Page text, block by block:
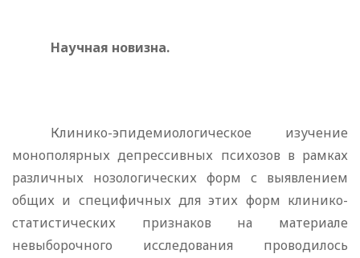
Научная новизна.
Клинико-эпидемиологическое изучение
монополярных депрессивных психозов в рамках
различных нозологических форм с выявлением
общих и специфичных для этих форм клинико-
статистических признаков на материале
невыборочного исследования проводилось